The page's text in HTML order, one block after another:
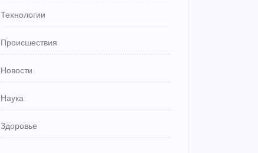
Технологии
Происшествия
Новости
Наука
Здоровье